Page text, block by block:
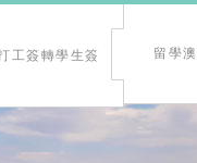
工簽轉學生簽 留學